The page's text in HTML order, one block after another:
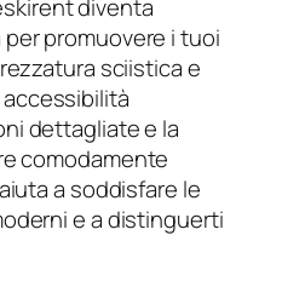
diventa
promuovere i tuoi
sciistica e
dettagliate e la
comodamente
a soddisfare le
e a distinguerti